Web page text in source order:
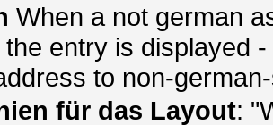
When a not german
entry is displayed
to non-
für das Layout: